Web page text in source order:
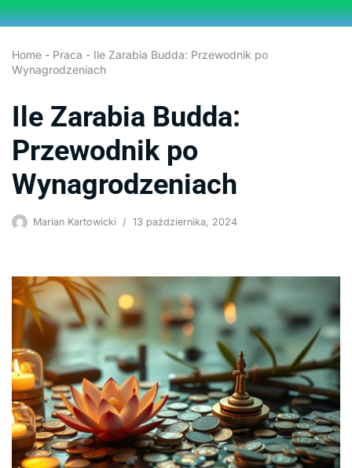
do
treści
Home - Praca - Ile Zarabia Budda: Przewodnik po
Wynagrodzeniach
Ile Zarabia Budda:
Przewodnik po
Wynagrodzeniach
Marian Kartowicki 13 października, 2024